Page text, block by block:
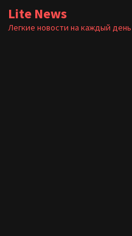
Перейти
Lite News
Легкие новости на каждый день